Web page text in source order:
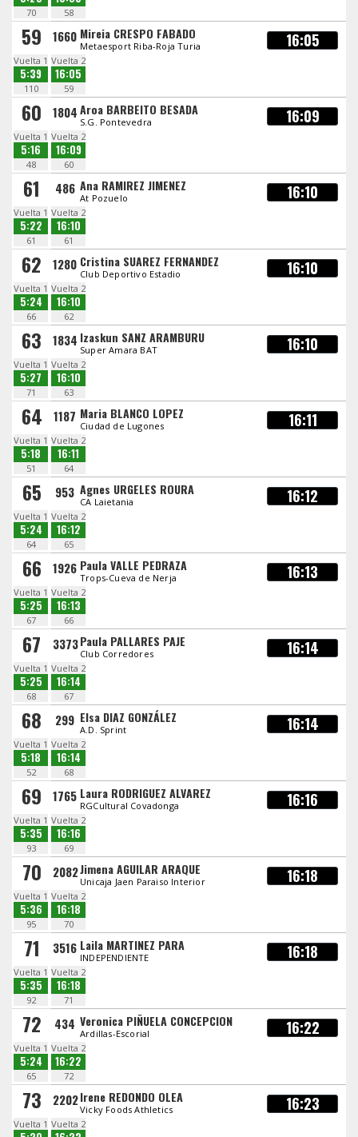
70 58
59 1660 Mireia CRESPO FABADO
Metaesport Riba-Roja Turia 16:05
Vuelta 1
5:39
110
Vuelta 2
16:05
59
60 1804Aroa BARBEITO BESADA
S.G. Pontevedra 16:09
Vuelta 1
5:16
48
Vuelta 2
16:09
60
61 486 Ana RAMIREZ JIMENEZ
At Pozuelo 16:10
Vuelta 1
5:22
61
Vuelta 2
16:10
61
62 1280 Cristina SUAREZ FERNANDEZ
Club Deportivo Estadio 16:10
Vuelta 1
5:24
66
Vuelta 2
16:10
62
63 1834 Izaskun SANZ ARAMBURU
Super Amara BAT 16:10
Vuelta 1
5:27
71
Vuelta 2
16:10
63
64 1187 Maria BLANCO LOPEZ
Ciudad de Lugones 16:11
Vuelta 1
5:18
51
Vuelta 2
16:11
64
65 953 Agnes URGELES ROURA
CA Laietania 16:12
Vuelta 1
5:24
64
Vuelta 2
16:12
65
66 1926 Paula VALLE PEDRAZA
Trops-Cueva de Nerja 16:13
Vuelta 1
5:25
67
Vuelta 2
16:13
66
67 3373Paula PALLARES PAJE
Club Corredores 16:14
Vuelta 1
5:25
68
Vuelta 2
16:14
67
68 299 Elsa DIAZ GONZÁLEZ
A.D. Sprint 16:14
Vuelta 1
5:18
52
Vuelta 2
16:14
68
69 1765 Laura RODRIGUEZ ALVAREZ
RGCultural Covadonga 16:16
Vuelta 1
5:35
93
Vuelta 2
16:16
69
70 2082Jimena AGUILAR ARAQUE
Unicaja Jaen Paraiso Interior 16:18
Vuelta 1
5:36
95
Vuelta 2
16:18
70
71 3516 Laila MARTINEZ PARA
INDEPENDIENTE 16:18
Vuelta 1
5:35
92
Vuelta 2
16:18
71
72 434 Veronica PIÑUELA CONCEPCION
Ardillas-Escorial 16:22
Vuelta 1
5:24
65
Vuelta 2
16:22
72
73 2202Irene REDONDO OLEA
Vicky Foods Athletics 16:23
Vuelta 1 Vuelta 2